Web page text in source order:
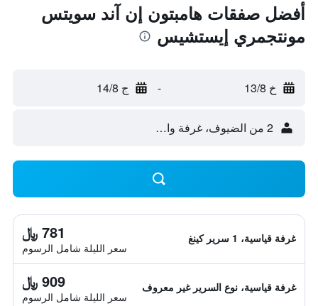
أفضل صفقات هامبتون إن آند سويتس
مونتجمري إيستشيس
خ 13/8 - ج 14/8
2 من الضيوف، غرفة واحدة
غرفة قياسية، 1 سرير كينغ 781 ﷼
سعر الليلة شامل الرسوم
غرفة قياسية، نوع السرير غير معروف 909 ﷼
سعر الليلة شامل الرسوم